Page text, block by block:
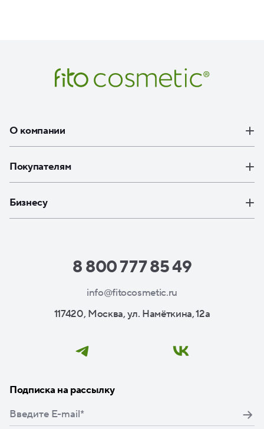
О компании
Покупателям
Бизнесу
8 800 777 85 49
info@fitocosmetic.ru
117420, Москва, ул. Намёткина, 12а
Подписка на рассылку